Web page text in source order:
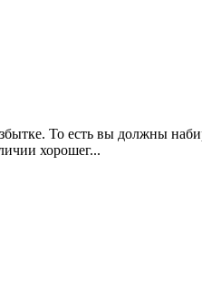
То есть вы должны
хорошег...